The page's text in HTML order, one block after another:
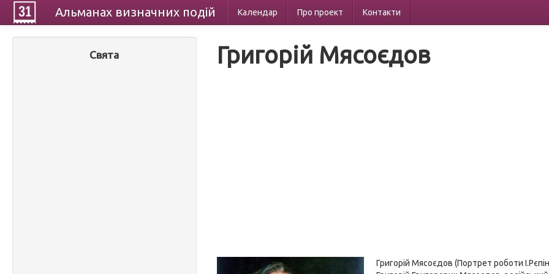
Альманах визначних подій Календар Про проект Контакти
Свята Григорій Мясоєдов
Григорій Мясоєдов (Портрет роботи